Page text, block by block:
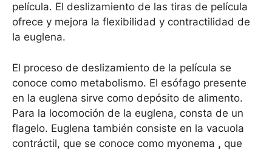
película. El deslizamiento de las tiras de película
ofrece y mejora la flexibilidad y contractilidad de
la euglena.
El proceso de deslizamiento de la película se
conoce como metabolismo. El esófago presente
en la euglena sirve como depósito de alimento.
Para la locomoción de la euglena, consta de un
flagelo. Euglena también consiste en la vacuola
contráctil, que se conoce como myonema , que